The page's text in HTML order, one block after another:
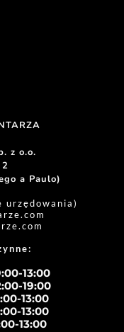
z o.o.
a Paulo)
urzędowania)
13:00
19:00
13:00
13:00
13:00